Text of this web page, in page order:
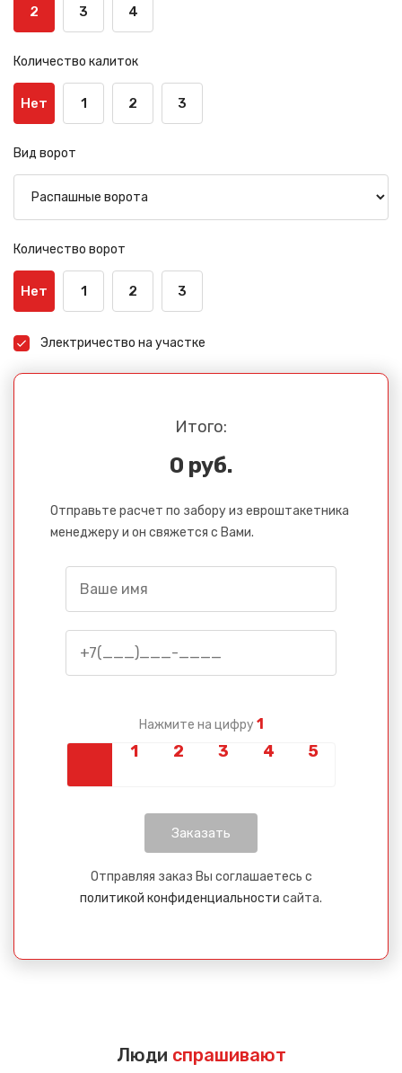
2 3 4
Количество калиток
Нет 1 2 3
Вид ворот
Количество ворот
Нет 1 2 3
Электричество на участке
Итого:
0 руб.
Отправьте расчет по забору из евроштакетника
менеджеру и он свяжется с Вами.
Нажмите на цифру 1
Отправляя заказ Вы соглашаетесь с
политикой конфиденциальности сайта.
Люди спрашивают